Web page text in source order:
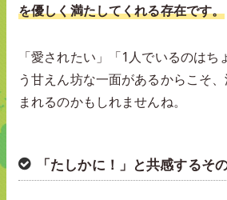
を優しく満たしてくれる存在です。
「愛されたい」「1人でいるのは
う甘えん坊な一面があるからこそ
まれるのかもしれませんね。
「たしかに！」と共感するそ